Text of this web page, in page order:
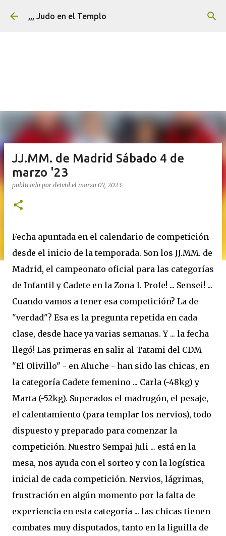
Ir al contenido principal
,,, Judo en el Templo
JJ.MM. de Madrid Sábado 4 de
marzo '23
publicado por deivid el marzo 07, 2023
Fecha apuntada en el calendario de competición
desde el inicio de la temporada. Son los JJ.MM. de
Madrid, el campeonato oficial para las categorías
de Infantil y Cadete en la Zona 1. Profe! ... Sensei! ...
Cuando vamos a tener esa competición? La de
"verdad"? Esa es la pregunta repetida en cada
clase, desde hace ya varias semanas. Y ... la fecha
llegó! Las primeras en salir al Tatami del CDM
"El Olivillo" - en Aluche - han sido las chicas, en
la categoría Cadete femenino ... Carla (-48kg) y
Marta (-52kg). Superados el madrugón, el pesaje,
el calentamiento (para templar los nervios), todo
dispuesto y preparado para comenzar la
competición. Nuestro Sempai Juli ... está en la
mesa, nos ayuda con el sorteo y con la logística
inicial de cada competición. Nervios, lágrimas,
frustración en algún momento por la falta de
experiencia en esta categoría ... las chicas tienen
combates muy disputados, tanto en la liguilla de